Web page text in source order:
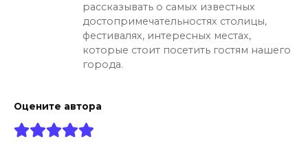
рассказывать о самых известных
достопримечательностях столицы,
фестивалях, интересных местах,
которые стоит посетить гостям нашего
города.
Оцените автора